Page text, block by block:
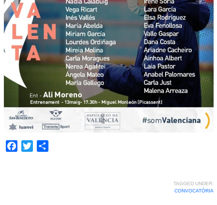
Facebook
Twitter
TAGGED UNDER:
CONVOCATÒRIA